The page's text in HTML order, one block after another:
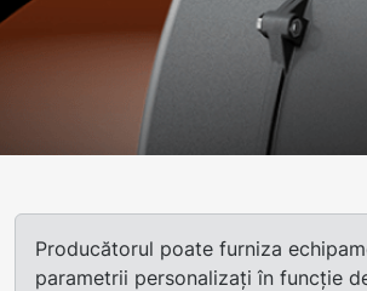
Producătorul poate furniza
parametrii personalizați în funcție